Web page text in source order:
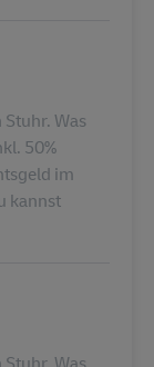
Was
50%
im
kannst